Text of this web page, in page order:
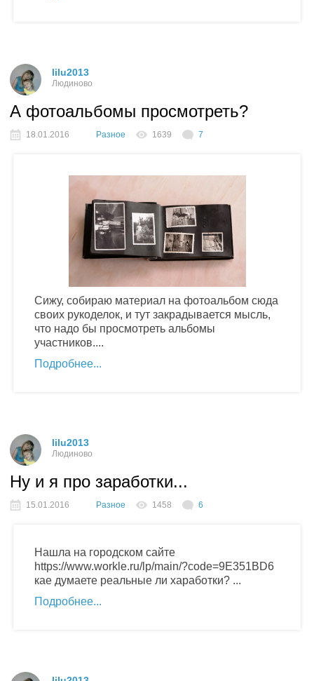
lilu2013
Людиново
А фотоальбомы просмотреть?
18.01.2016 Разное 1639 7
Сижу, собираю материал на фотоальбом сюда
своих рукоделок, и тут закрадывается мысль,
что надо бы просмотреть альбомы
участников....
Подробнее
lilu2013
Людиново
Ну и я про заработки...
15.01.2016 Разное 1458 6
Нашла на городском сайте
https://www.workle.ru/lp/main/?code=9E351BD6
кае думаете реальные ли хаработки? ...
Подробнее